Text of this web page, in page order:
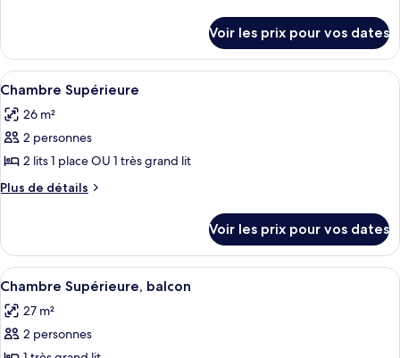
chambre :
Suite
Junior
le
type
de
Suite
Junior
Voir les prix pour vos dates
Afficher
toutes
les
photos
pour
ce
chambre :
Chambre
Supérieure
Une chambre d’hôtel moderne
6
Chambre Supérieure
26 m²
2 personnes
2 lits 1 place OU 1 très grand lit
Plus de détails
Plus
le
type
de
Chambre
Supérieure
Voir les prix pour vos dates
Afficher
toutes
les
photos
Une chambre d’hôtel moderne
5
Chambre Supérieure, balcon
27 m²
2 personnes